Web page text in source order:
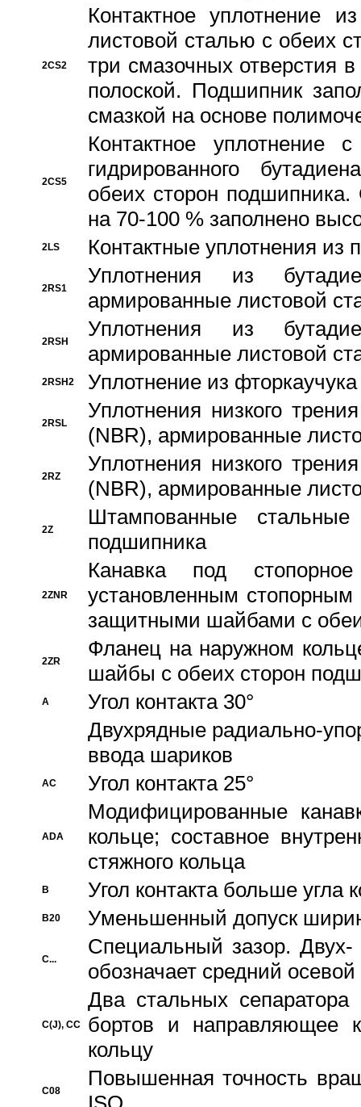
2CS2
Контактное уплотнение
листовой сталью с обеих
три смазочных отверстия
полоской. Подшипник
смазкой на основе
2CS5
Контактное уплотнение
гидрированного
обеих сторон
на 70-100 % заполнено
2LS Контактные уплотнения из
2RS1
Уплотнения из
армированные листовой
2RSH
Уплотнения из
армированные листовой
2RSH2 Уплотнение из
2RSL
Уплотнения низкого
(NBR), армированные
2RZ
Уплотнения низкого
(NBR), армированные
2Z
Штампованные
подшипника
2ZNR
Канавка под
установленным
защитными шайбами с
2ZR
Фланец на наружном
шайбы с обеих сторон
A
Угол контакта 30°
Двухрядные радиально-
ввода шариков
AC Угол контакта 25°
ADA
Модифицированные
кольце; составное
стяжного кольца
B Угол контакта больше угла
B20 Уменьшенный допуск
C...
Специальный зазор.
обозначает средний
C(J), CC
Два стальных сепаратора
бортов и направляющее
кольцу
C08
Повышенная точность